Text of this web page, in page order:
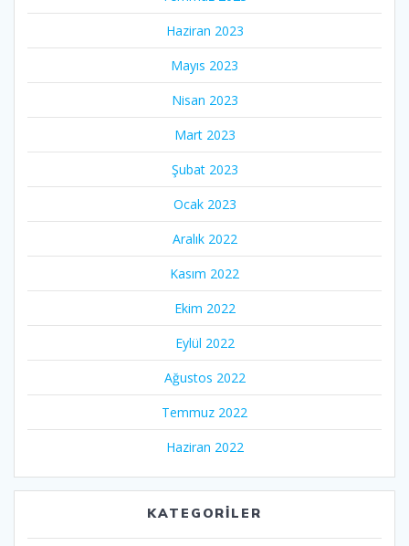
Haziran 2023
Mayıs 2023
Nisan 2023
Mart 2023
Şubat 2023
Ocak 2023
Aralık 2022
Kasım 2022
Ekim 2022
Eylül 2022
Ağustos 2022
Temmuz 2022
Haziran 2022
KATEGORILER